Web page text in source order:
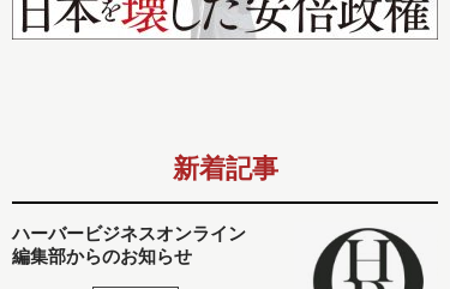
新着記事
ハーバービジネスオンライン
編集部からのお知らせ